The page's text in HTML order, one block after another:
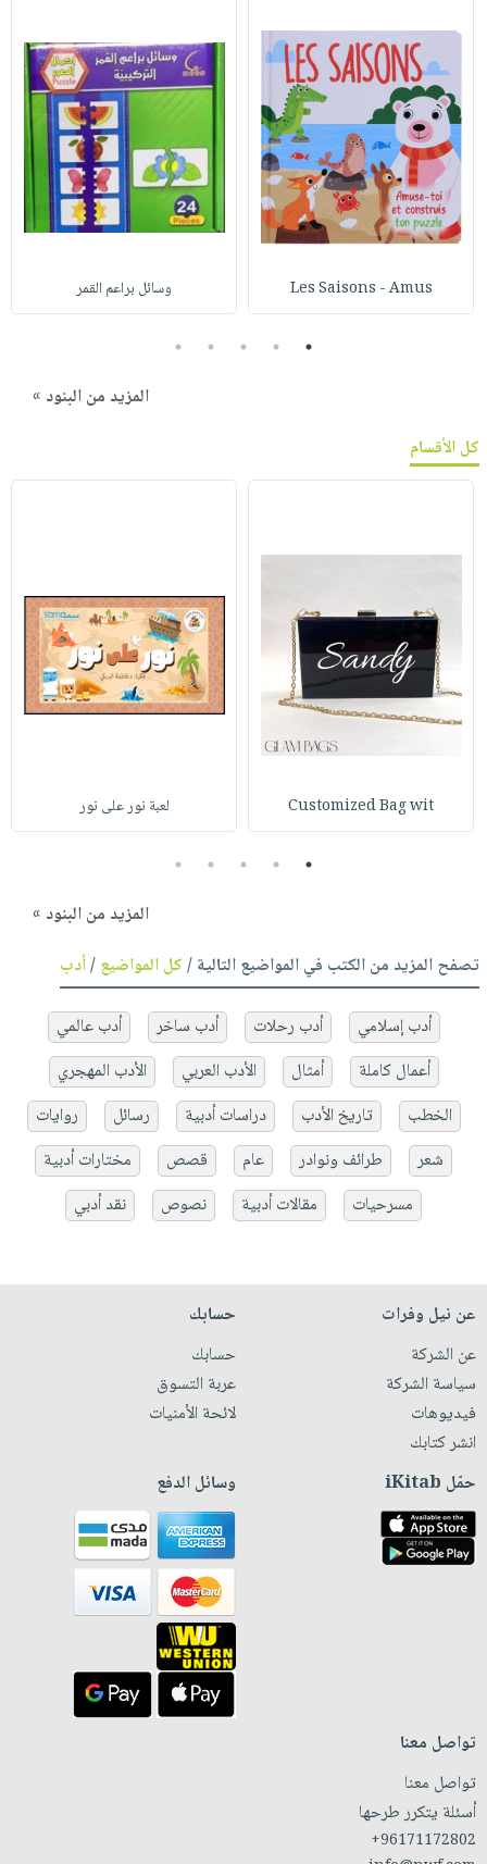
Les Saisons - Amus وسائل براعم القمر
1
2
3
4
5
المزيد من البنود »
كل الأقسام
Customized Bag wit لعبة نور على نور
1
2
3
4
5
المزيد من البنود »
تصفح المزيد من الكتب في المواضيع التالية /كل المواضيع/أدب
أدب إسلامي أدب رحلات أدب ساخر
أدب عالمي
أعمال كاملة
أمثال الأدب العربي
الأدب المهجري
الخطب
تاريخ الأدب دراسات أدبية رسائل
روايات
شعر
طرائف ونوادر عام قصص
مختارات أدبية
مسرحيات
مقالات أدبية نصوص نقد أدبي
عن نيل وفرات
عن الشركة
سياسة الشركة
فيديوهات
انشر كتابك
حسابك
حسابك
عربة التسوق
لائحة الأمنيات
حمّل iKitab وسائل الدفع
تواصل معنا
تواصل معنا
أسئلة يتكرر طرحها
+96171172802